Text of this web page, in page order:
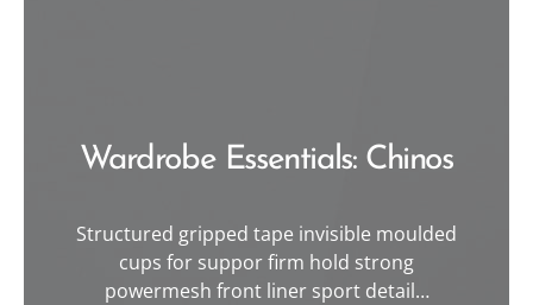
Wardrobe Essentials: Chinos
Structured gripped tape invisible moulded
cups for suppor firm hold strong
powermesh front liner sport detail…